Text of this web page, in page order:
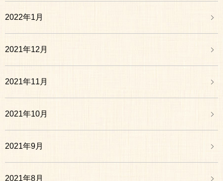
2022年1月
2021年12月
2021年11月
2021年10月
2021年9月
2021年8月